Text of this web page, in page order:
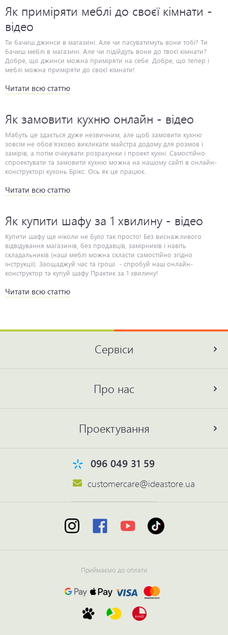
Як приміряти меблі до своєї кімнати -
відео
Читати всю статтю
Як замовити кухню онлайн - відео
Мабуть це здається дуже незвичним, але щоб замовити кухню
зовсім не обов'язково викликати майстра додому для розмов і
замірів, а потім очікувати розрахунки і проект кухні. Самостійно
спроектувати та замовити кухню можна на нашому сайті в онлайн-
конструкторі кухонь Брікс. Ось як це працює.
Читати всю статтю
Як купити шафу за 1 хвилину - відео
Купити шафу ще ніколи не було так просто! Без виснажливого відвідування магазинів, без продавців, замірників і навіть складальників (наші меблі можна скласти самостійно згідно інструкції). Заощаджуй час та гроші - спробуй наш онлайн-конструктор та купуй шафу Практик за 1 хвилину!
Читати всю статтю
Сервіси
Про нас
Проектування
096 049 31 59
customercare@ideastore.ua
Приймаємо до оплати